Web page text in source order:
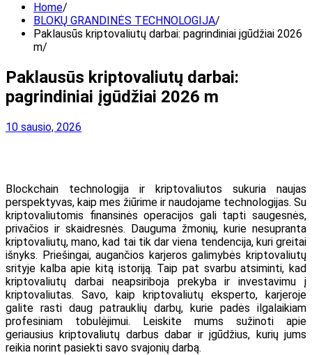
Home
BLOKŲ GRANDINĖS TECHNOLOGIJA
Paklausūs kriptovaliutų darbai: pagrindiniai įgūdžiai 2026
m
Paklausūs kriptovaliutų darbai:
pagrindiniai įgūdžiai 2026 m
10 sausio, 2026
Blockchain technologija ir kriptovaliutos sukuria naujas
perspektyvas, kaip mes žiūrime ir naudojame technologijas. Su
kriptovaliutomis finansinės operacijos gali tapti saugesnės,
privačios ir skaidresnės. Dauguma žmonių, kurie nesupranta
kriptovaliutų, mano, kad tai tik dar viena tendencija, kuri greitai
išnyks. Priešingai, augančios karjeros galimybės kriptovaliutų
srityje kalba apie kitą istoriją. Taip pat svarbu atsiminti, kad
kriptovaliutų darbai neapsiriboja prekyba ir investavimu į
kriptovaliutas. Savo, kaip kriptovaliutų eksperto, karjeroje
galite rasti daug patrauklių darbų, kurie padės ilgalaikiam
profesiniam tobulėjimui. Leiskite mums sužinoti apie
geriausius kriptovaliutų darbus dabar ir įgūdžius, kurių jums
reikia norint pasiekti savo svajonių darbą.